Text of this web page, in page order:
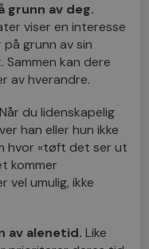
grunn av deg.
viser en interesse
grunn av sin
kan dere
av hverandre.
Når du lidenskapelig
han eller hun ikke
hvor «tøft det ser ut
kommer
vel umulig, ikke
av alenetid.Like